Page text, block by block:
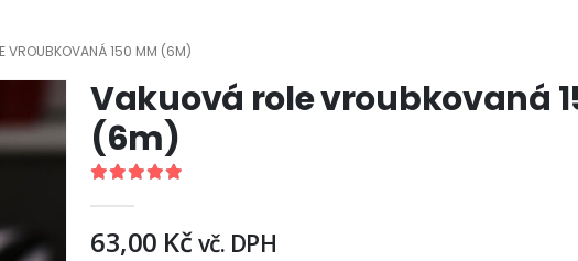
VROUBKOVANÁ 150 MM (6M)
Vakuová role vroubkovaná
(6m)
63,00 Kč vč. DPH